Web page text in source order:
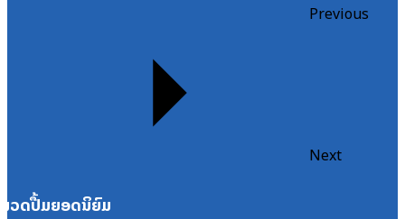
Previous
Next
ດປື້ມຍອດນິຍົມ